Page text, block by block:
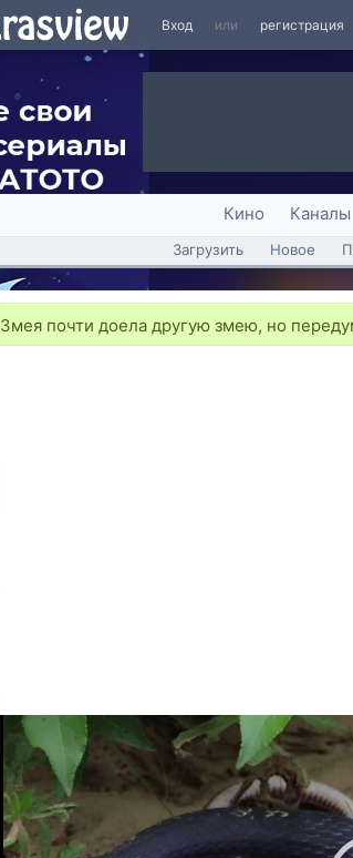
Вход или регистрация
Кино Каналы
Загрузить Новое
Змея почти доела другую змею, но